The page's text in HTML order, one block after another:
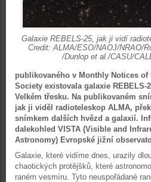
Galaxie REBELS-25, jak ji vidí
Credit: ALMA/ESO/NAOJ/NRAO/
/Dunlop et al./CASU/
publikovaného v Monthly Notices
Society existovala galaxie
Velkém třesku. Na publikovaném
jak ji viděl radioteleskop ALMA,
snímkem dalších hvězd a galaxií.
dalekohled VISTA (Visible and
Astronomy) Evropské jižní
Galaxie, které vidíme dnes, urazily
chaotických protějšků, které
raném vesmíru. Tyto neuspořádané